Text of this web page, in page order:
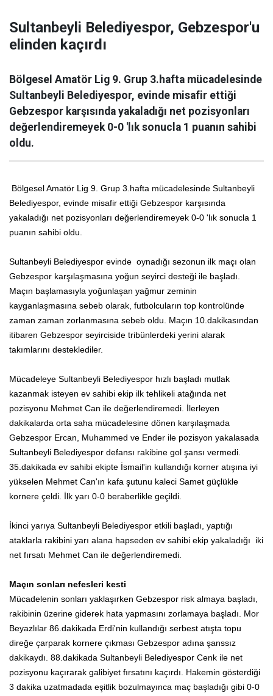
Sultanbeyli Belediyespor, Gebzespor'u
elinden kaçırdı
Bölgesel Amatör Lig 9. Grup 3.hafta mücadelesinde
Sultanbeyli Belediyespor, evinde misafir ettiği
Gebzespor karşısında yakaladığı net pozisyonları
değerlendiremeyek 0-0 'lık sonucla 1 puanın sahibi
oldu.
Bölgesel Amatör Lig 9. Grup 3.hafta mücadelesinde Sultanbeyli
Belediyespor, evinde misafir ettiği Gebzespor karşısında
yakaladığı net pozisyonları değerlendiremeyek 0-0 'lık sonucla 1
puanın sahibi oldu.
Sultanbeyli Belediyespor evinde oynadığı sezonun ilk maçı olan
Gebzespor karşılaşmasına yoğun seyirci desteği ile başladı.
Maçın başlamasıyla yoğunlaşan yağmur zeminin
kayganlaşmasına sebeb olarak, futbolcuların top kontrolünde
zaman zaman zorlanmasına sebeb oldu. Maçın 10.dakikasından
itibaren Gebzespor seyirciside tribünlerdeki yerini alarak
takımlarını desteklediler.
Mücadeleye Sultanbeyli Belediyespor hızlı başladı mutlak
kazanmak isteyen ev sahibi ekip ilk tehlikeli atağında net
pozisyonu Mehmet Can ile değerlendiremedi. İlerleyen
dakikalarda orta saha mücadelesine dönen karşılaşmada
Gebzespor Ercan, Muhammed ve Ender ile pozisyon yakalasada
Sultanbeyli Belediyespor defansı rakibine gol şansı vermedi.
35.dakikada ev sahibi ekipte İsmail'in kullandığı korner atışına iyi
yükselen Mehmet Can'ın kafa şutunu kaleci Samet güçlükle
kornere çeldi. İlk yarı 0-0 beraberlikle geçildi.
İkinci yarıya Sultanbeyli Belediyespor etkili başladı, yaptığı
ataklarla rakibini yarı alana hapseden ev sahibi ekip yakaladığı iki
net fırsatı Mehmet Can ile değerlendiremedi.
Maçın sonları nefesleri kesti
Mücadelenin sonları yaklaşırken Gebzespor risk almaya başladı,
rakibinin üzerine giderek hata yapmasını zorlamaya başladı. Mor
Beyazlılar 86.dakikada Erdi'nin kullandığı serbest atışta topu
direğe çarparak kornere çıkması Gebzespor adına şanssız
dakikaydı. 88.dakikada Sultanbeyli Belediyespor Cenk ile net
pozisyonu kaçırarak galibiyet fırsatını kaçırdı. Hakemin gösterdiği
3 dakika uzatmadada eşitlik bozulmayınca maç başladığı gibi 0-0